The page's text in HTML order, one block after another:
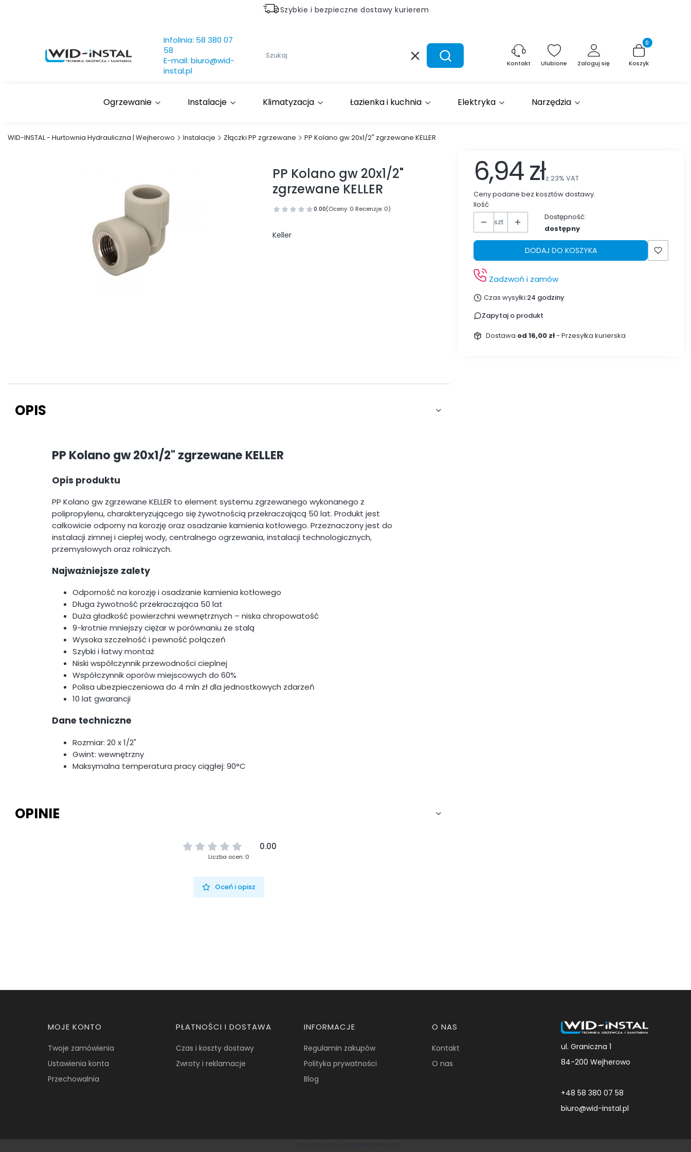
Szybkie i bezpieczne dostawy kurierem
Infolinia: 58 380 07
58
E-mail: biuro@wid-
instal.pl
WyczyśćSzukaj Kontakt Ulubione Zaloguj się
Produkty w
Koszyk
Ogrzewanie Instalacje Klimatyzacja Łazienka i kuchnia Elektryka Narzędzia
WID-INSTAL - Hurtownia Hydrauliczna | Wejherowo Instalacje Złączki PP zgrzewane PP Kolano gw 20x1/2" zgrzewane KELLER
PP Kolano gw 20x1/2"
zgrzewane KELLER
0.00(Oceny: 0 Recenzje: 0)
Keller
OPIS
PP Kolano gw 20x1/2" zgrzewane KELLER
Opis produktu
PP Kolano gw zgrzewane KELLER to element systemu zgrzewanego wykonanego z
polipropylenu, charakteryzującego się żywotnością przekraczającą 50 lat. Produkt jest
całkowicie odporny na korozję oraz osadzanie kamienia kotłowego. Przeznaczony jest do
instalacji zimnej i ciepłej wody, centralnego ogrzewania, instalacji technologicznych,
przemysłowych oraz rolniczych.
Najważniejsze zalety
Odporność na korozję i osadzanie kamienia kotłowego
Długa żywotność przekraczająca 50 lat
Duża gładkość powierzchni wewnętrznych – niska chropowatość
9-krotnie mniejszy ciężar w porównaniu ze stalą
Wysoka szczelność i pewność połączeń
Szybki i łatwy montaż
Niski współczynnik przewodności cieplnej
Współczynnik oporów miejscowych do 60%
Polisa ubezpieczeniowa do 4 mln zł dla jednostkowych zdarzeń
10 lat gwarancji
Dane techniczne
Rozmiar: 20 x 1/2"
Gwint: wewnętrzny
Maksymalna temperatura pracy ciągłej: 90°C
OPINIE
0.00
Liczba ocen: 0
Oceń i opisz
6,94 złz 23% VAT
Ceny podane bez kosztów dostawy.
Ilość
szt.
Dostępność:
dostępny
DODAJ DO KOSZYKA
Zadzwoń i zamów
Czas wysyłki:24 godziny
Zapytaj o produkt
Dostawa od 16,00 zł- Przesyłka kurierska
Linki w stopce
MOJE KONTO
Twoje zamówienia
Ustawienia konta
Przechowalnia
PŁATNOŚCI I DOSTAWA
Czas i koszty dostawy
Zwroty i reklamacje
INFORMACJE
Regulamin zakupów
Polityka prywatności
Blog
O NAS
Kontakt
O nas
ul. Graniczna 1
84-200 Wejherowo
+48 58 380 07 58
biuro@wid-instal.pl